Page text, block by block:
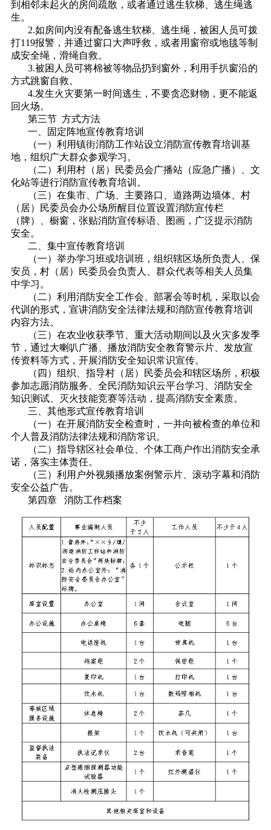
到相邻未起火的房间疏散，或者通过逃生软梯、逃生绳逃
生。
2.如房间内没有配备逃生软梯、逃生绳，被困人员可拨
打119报警，并通过窗口大声呼救，或者用窗帘或地毯等制
成安全绳，滑绳自救。
3.被困人员可将棉被等物品扔到窗外，利用手扒窗沿的
方式跳窗自救。
4.发生火灾要第一时间逃生，不要贪恋财物，更不能返
回火场。
第三节 方式方法
一、固定阵地宣传教育培训
（一）利用镇街消防工作站设立消防宣传教育培训基
地，组织广大群众参观学习。
（二）利用村（居）民委员会广播站（应急广播）、文
化站等进行消防宣传教育培训。
（三）在集市、广场、主要路口、道路两边墙体、村
（居）民委员会办公场所醒目位置设置消防宣传栏
（牌）、橱窗，张贴消防宣传标语、图画，广泛提示消防
安全。
二、集中宣传教育培训
（一）举办学习班或培训班，组织辖区场所负责人、保
安员，村（居）民委员会负责人、群众代表等相关人员集
中学习。
（二）利用消防安全工作会、部署会等时机，采取以会
代训的形式，宣讲消防安全法律法规和消防宣传教育培训
内容方法。
（三）在农业收获季节、重大活动期间以及火灾多发季
节，通过大喇叭广播、播放消防安全教育警示片、发放宣
传资料等方式，开展消防安全知识常识宣传。
（四）组织、指导村（居）民委员会和辖区场所，积极
参加志愿消防服务、全民消防知识云平台学习、消防安全
知识测试、灭火技能竞赛等活动，提高消防安全素质。
三、其他形式宣传教育培训
（一）在开展消防安全检查时，一并向被检查的单位和
个人普及消防法律法规和消防常识。
（二）指导辖区社会单位、个体工商户作出消防安全承
诺，落实主体责任。
（三）利用户外视频播放案例警示片、滚动字幕和消防
安全公益广告。
第四章 消防工作档案